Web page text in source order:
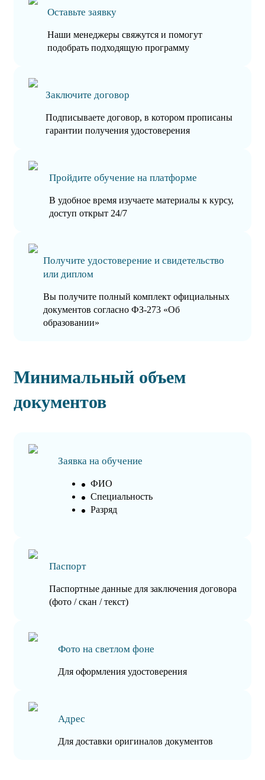
Оставьте заявку
Наши менеджеры свяжутся и помогут
подобрать подходящую программу
Заключите договор
Подписываете договор, в котором прописаны
гарантии получения удостоверения
Пройдите обучение на платформе
В удобное время изучаете материалы к курсу,
доступ открыт 24/7
Получите удостоверение и свидетельство
или диплом
Вы получите полный комплект официальных
документов согласно ФЗ-273 «Об
образовании»
Минимальный объем
документов
Заявка на обучение
ФИО
Специальность
Разряд
Паспорт
Паспортные данные для заключения договора
(фото / скан / текст)
Фото на светлом фоне
Для оформления удостоверения
Адрес
Для доставки оригиналов документов